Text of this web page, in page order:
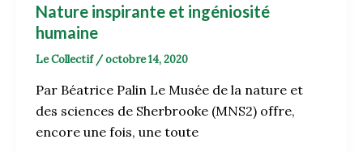
Nature inspirante et ingéniosité
humaine
Le Collectif /octobre 14, 2020
Par Béatrice Palin Le Musée de la nature et
des sciences de Sherbrooke (MNS2) offre,
encore une fois, une toute